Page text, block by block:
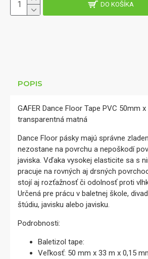
DO KOŠÍKA
POPIS
GAFER Dance Floor Tape PVC 50mm x
transparentná matná
Dance Floor pásky majú správne
nezostane na povrchu a nepoškodí
javiska. Vďaka vysokej elasticite sa s
pracuje na rovných aj drsných
stojí aj rozťažnosť či odolnosť proti
Určená pre prácu v baletnej škole,
štúdiu, javisku alebo javisku.
Podrobnosti:
Baletizol tape:
Veľkosť: 50 mm x 33 m x 0,15